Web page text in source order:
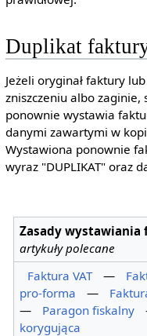
Duplikat
Jeżeli oryginał faktury
zniszczeniu albo zaginie,
ponownie wystawia
danymi zawartymi w
Wystawiona ponownie
wyraz "DUPLIKAT" oraz
Zasady
artykuły polecane
Faktura VAT
—
pro-forma
—
—
Paragon fiskalny
korygująca